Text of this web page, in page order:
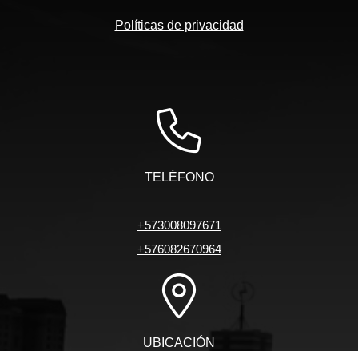
Políticas de privacidad
TELÉFONO
+573008097671
+576082670964
UBICACIÓN